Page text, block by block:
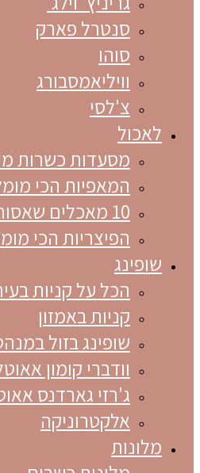
סנטרל פארק
סוהו
וויליאמסבורג
צ'לסי
לאכול
מסעדות כשרות
המאפיות הכי
10 מאכלים שאסור לפספס
הפיצריות הכי
שופינג
הכל על קניות
קניות באמזון
שופינג בזול
וודברי קומון
ג'רזי גארדנס
אלקטרוניקה
מלונות